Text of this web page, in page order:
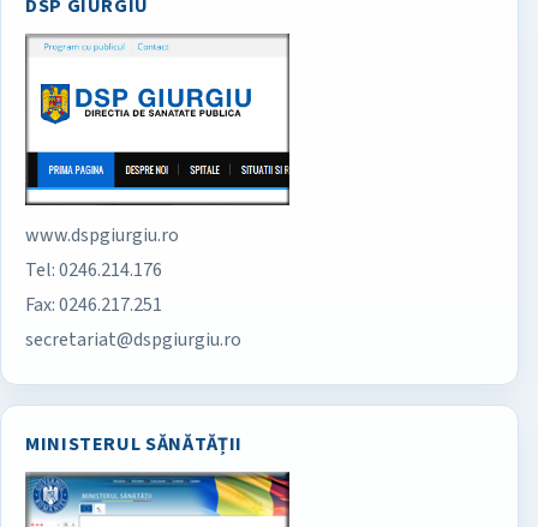
DSP GIURGIU
www.dspgiurgiu.ro
Tel: 0246.214.176
Fax: 0246.217.251
secretariat@dspgiurgiu.ro
MINISTERUL SĂNĂTĂȚII